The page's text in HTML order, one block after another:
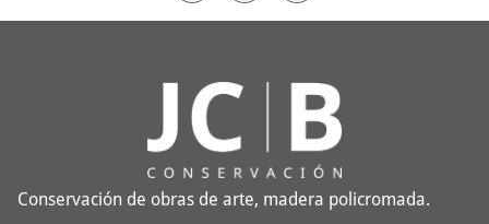
Conservación de obras de arte, madera policromada.